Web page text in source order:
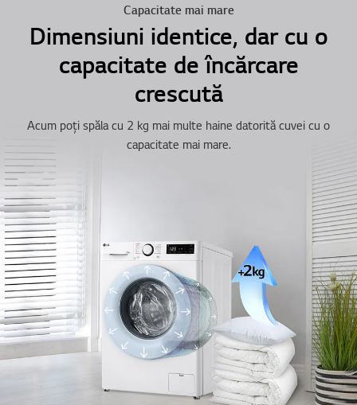
Capacitate mai mare
Dimensiuni identice, dar cu o
capacitate de încărcare
crescută
Acum poți spăla cu 2 kg mai multe haine datorită cuvei cu o
capacitate mai mare.